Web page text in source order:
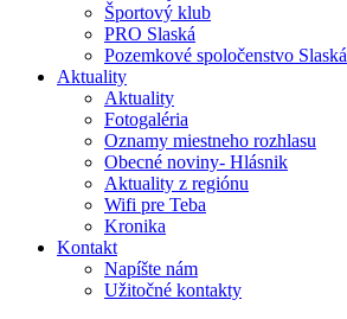
Športový klub
PRO Slaská
Pozemkové spoločenstvo Slaská
Aktuality
Aktuality
Fotogaléria
Oznamy miestneho rozhlasu
Obecné noviny- Hlásnik
Aktuality z regiónu
Wifi pre Teba
Kronika
Kontakt
Napíšte nám
Užitočné kontakty